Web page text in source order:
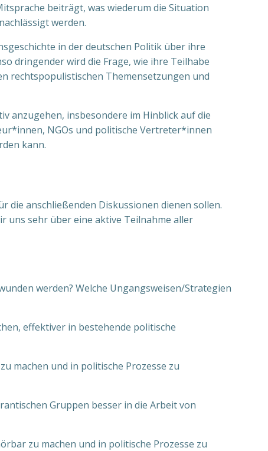
beiträgt, was wiederum die Situation
werden.
in der deutschen Politik über ihre
dringender wird die Frage, wie ihre Teilhabe
rechtspopulistischen Themensetzungen und
anzugehen, insbesondere im Hinblick auf die
NGOs und politische Vertreter*innen
kann.
die anschließenden Diskussionen dienen sollen.
uns sehr über eine aktive Teilnahme aller
werden? Welche Ungangsweisen/Strategien
effektiver in bestehende politische
machen und in politische Prozesse zu
Gruppen besser in die Arbeit von
zu machen und in politische Prozesse zu